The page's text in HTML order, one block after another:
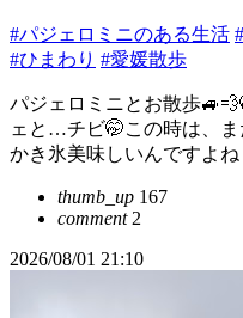
#パジェロミニのある生活
#ひまわり #愛媛散歩
パジェロミニとお散歩
ェと…チビ🤭この時は、
かき氷美味しいんですよ
thumb_up 167
comment2
2026/08/01 21:10